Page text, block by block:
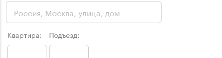
Квартира: Подъезд: